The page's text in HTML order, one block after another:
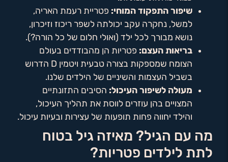
שיפור התפקוד המוחי: פטריית רעמת האריה,
למשל, נחקרה עקב יכולתה לשפר ריכוז וזיכרון,
נושא מבורך לכל ילד (ואולי חלום של כל הורה?).
בריאות העצם: פטריות הן מהבודדים בעולם
הצומח שמספקות בצורה טבעית ויטמין D הדרוש
בשביל העצמות והשיניים של הילדים שלנו.
מעולה לשיפור העיכול: הסיבים התזונתיים
המצויים בהן עוזרים לווסת את תהליך העיכול,
והילד יחווה פחות תופעות של עצירות ובעיות עיכול.
מה עם הגיל? מאיזה גיל בטוח
לתת לילדים פטריות?